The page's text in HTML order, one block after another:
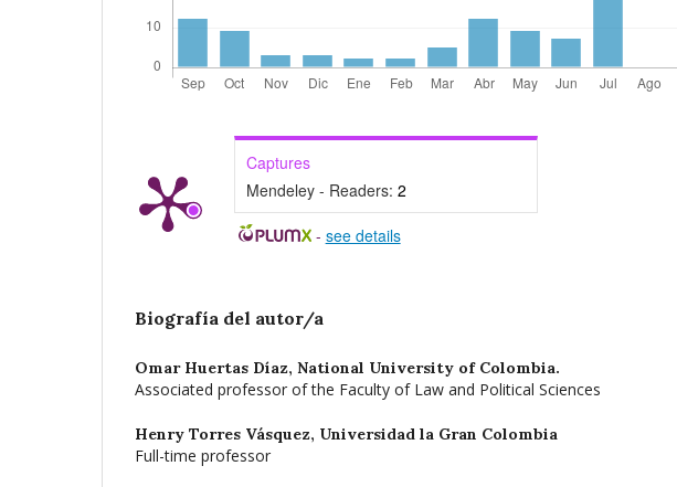
Captures
Mendeley - Readers: 2
- see details
Biografía del autor/a
Omar Huertas Díaz, National University of Colombia.
Associated professor of the Faculty of Law and Political Sciences
Henry Torres Vásquez, Universidad la Gran Colombia
Full-time professor